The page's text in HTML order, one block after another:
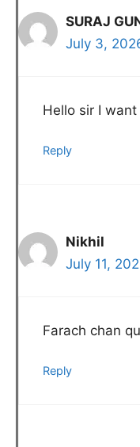
SURAJ
July 3,
Hello sir I
Reply
Nikhil
July 11,
Farach chan
Reply